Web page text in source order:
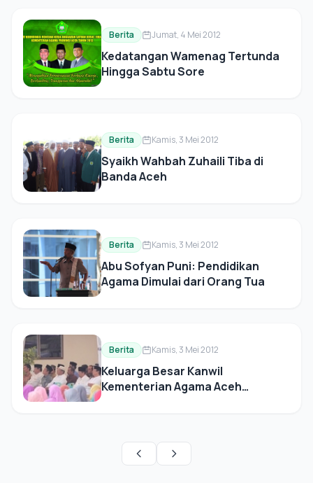
Berita Jumat, 4 Mei 2012
Kedatangan Wamenag Tertunda
Hingga Sabtu Sore
Berita Kamis, 3 Mei 2012
Syaikh Wahbah Zuhaili Tiba di
Banda Aceh
Berita Kamis, 3 Mei 2012
Abu Sofyan Puni: Pendidikan
Agama Dimulai dari Orang Tua
Berita Kamis, 3 Mei 2012
Keluarga Besar Kanwil
Kementerian Agama Aceh